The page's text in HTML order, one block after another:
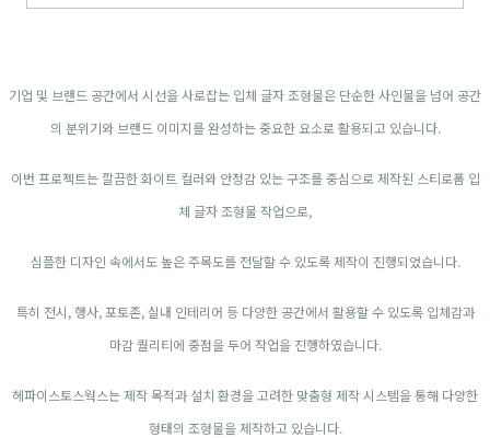
기업 및 브랜드 공간에서 시선을 사로잡는 입체 글자 조형물은 단순한 사인물을 넘어 공간
의 분위기와 브랜드 이미지를 완성하는 중요한 요소로 활용되고 있습니다.
이번 프로젝트는 깔끔한 화이트 컬러와 안정감 있는 구조를 중심으로 제작된 스티로폼 입
체 글자 조형물 작업으로,
심플한 디자인 속에서도 높은 주목도를 전달할 수 있도록 제작이 진행되었습니다.
특히 전시, 행사, 포토존, 실내 인테리어 등 다양한 공간에서 활용할 수 있도록 입체감과
마감 퀄리티에 중점을 두어 작업을 진행하였습니다.
헤파이스토스웍스는 제작 목적과 설치 환경을 고려한 맞춤형 제작 시스템을 통해 다양한
형태의 조형물을 제작하고 있습니다.